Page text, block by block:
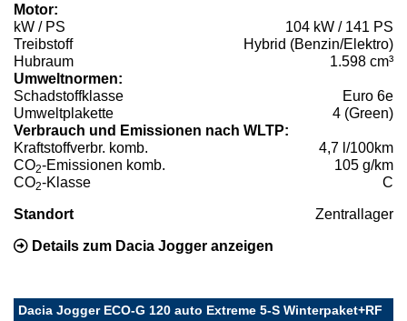
Motor:
kW / PS
104 kW / 141 PS
Treibstoff
Hybrid (Benzin/Elektro)
Hubraum
1.598 cm³
Umweltnormen:
Schadstoffklasse
Euro 6e
Umweltplakette
4 (Green)
Verbrauch und Emissionen nach WLTP:
Kraftstoffverbr. komb.
4,7 l/100km
CO2-Emissionen komb.
105 g/km
CO2-Klasse C
Standort Zentrallager
Details zum Dacia Jogger anzeigen
Dacia Jogger ECO-G 120 auto Extreme 5-S Winterpaket+RF